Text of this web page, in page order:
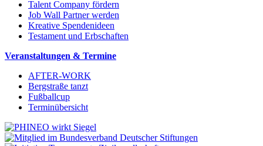
Talent Company fördern
Job Wall Partner werden
Kreative Spendenideen
Testament und Erbschaften
Veranstaltungen & Termine
AFTER-WORK
Bergstraße tanzt
Fußballcup
Terminübersicht